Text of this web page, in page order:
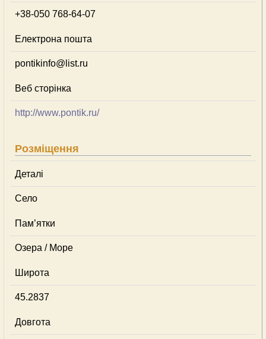
+38-050 768-64-07
Електрона пошта
pontikinfo@list.ru
Веб сторінка
http://www.pontik.ru/
Розміщення
Деталі
Село
Пам’ятки
Озера / Море
Широта
45.2837
Довгота